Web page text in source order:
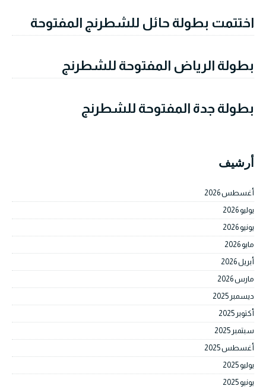
اختتمت بطولة حائل للشطرنج المفتوحة
بطولة الرياض المفتوحة للشطرنج
بطولة جدة المفتوحة للشطرنج
أرشيف
أغسطس 2026
يوليو 2026
يونيو 2026
مايو 2026
أبريل 2026
مارس 2026
ديسمبر 2025
أكتوبر 2025
سبتمبر 2025
أغسطس 2025
يوليو 2025
يونيو 2025